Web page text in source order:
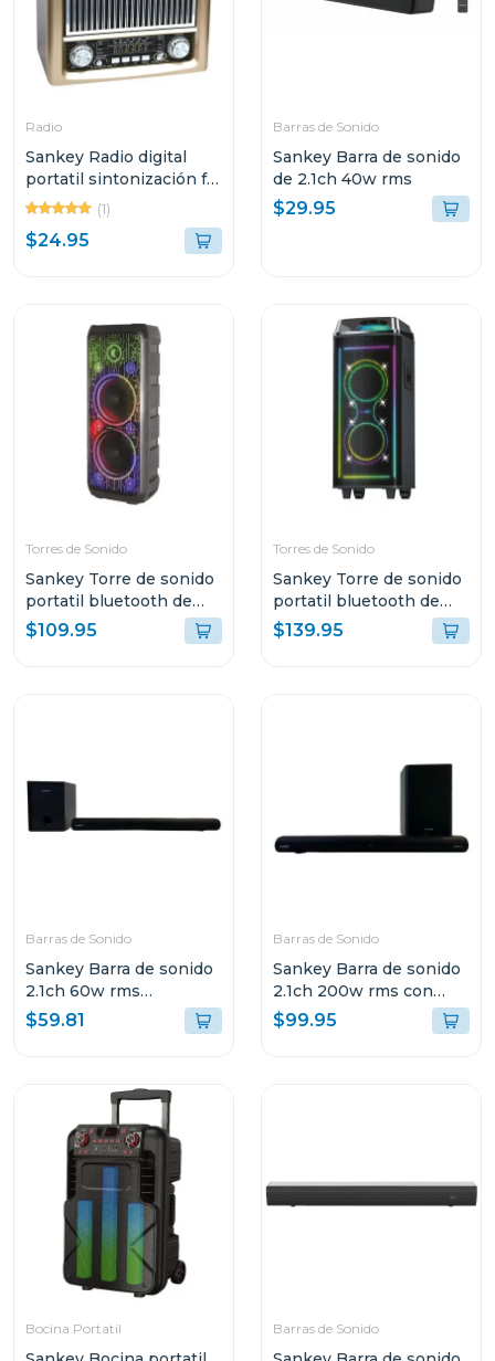
Radio
Sankey Radio digital
portatil sintonización fm
bluetooth dorado
(1)
$24.95
Barras de Sonido
Sankey Barra de sonido
de 2.1ch 40w rms
$29.95
Torres de Sonido
Sankey Torre de sonido
portatil bluetooth de
50w rms 10dcc54t
$109.95
Torres de Sonido
Sankey Torre de sonido
portatil bluetooth de
60w rms pa8dcn
$139.95
Barras de Sonido
Sankey Barra de sonido
2.1ch 60w rms
bluetooth hmt62
$59.81
Barras de Sonido
Sankey Barra de sonido
2.1ch 200w rms con
sonido envolvente 3d
hmt200
$99.95
Bocina Portatil Barras de Sonido